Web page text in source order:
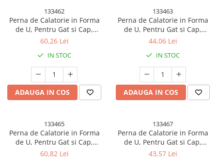
133462
Perna de Calatorie in Forma
de U, Pentru Gat si Cap,
Umplutura din Spuma cu
Prindere Capse, Cutie de
Depozitare, Bleu
60,26 Lei
IN STOC
ADAUGA IN COS
133463
Perna de Calatorie in Forma
de U, Pentru Gat si Cap,
Umplutura din Spuma cu
Capybara, Accesoriu de Voiaj,
Birou, Masina, Sistem
Prindere Capse, Maro
44,06 Lei
IN STOC
ADAUGA IN COS
133465
Perna de Calatorie in Forma
de U, Pentru Gat si Cap,
Umplutura din Spuma cu
60,82 Lei
133467
Perna de Calatorie in Forma
de U, Pentru Gat si Cap,
Umplutura din Spuma cu
43,57 Lei